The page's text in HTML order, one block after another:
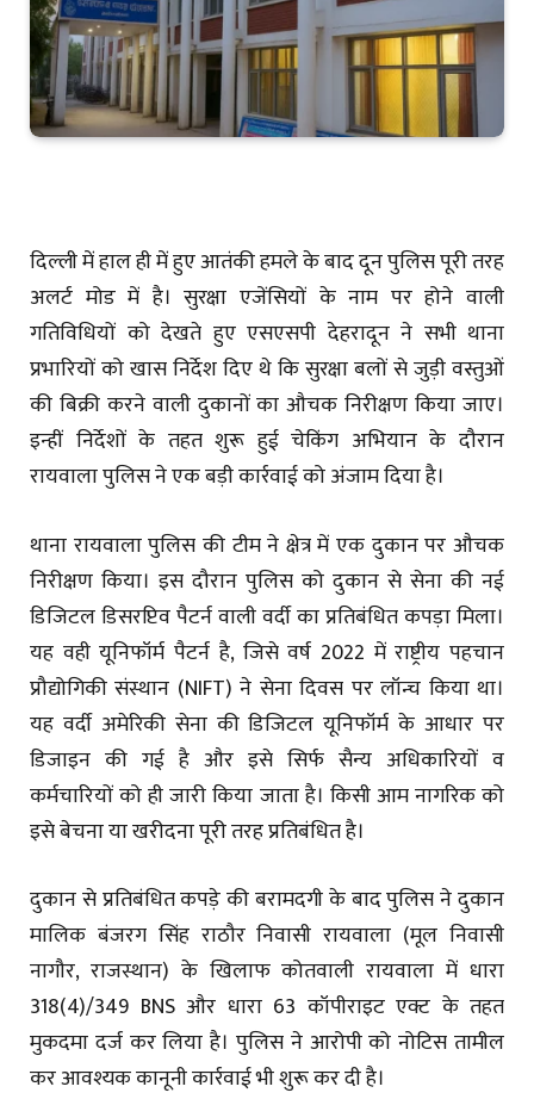
दिल्ली में हाल ही में हुए आतंकी हमले के बाद दून पुलिस पूरी तरह
अलर्ट मोड में है। सुरक्षा एजेंसियों के नाम पर होने वाली
गतिविधियों को देखते हुए एसएसपी देहरादून ने सभी थाना
प्रभारियों को खास निर्देश दिए थे कि सुरक्षा बलों से जुड़ी वस्तुओं
की बिक्री करने वाली दुकानों का औचक निरीक्षण किया जाए।
इन्हीं निर्देशों के तहत शुरू हुई चेकिंग अभियान के दौरान
रायवाला पुलिस ने एक बड़ी कार्रवाई को अंजाम दिया है।
थाना रायवाला पुलिस की टीम ने क्षेत्र में एक दुकान पर औचक
निरीक्षण किया। इस दौरान पुलिस को दुकान से सेना की नई
डिजिटल डिसरप्टिव पैटर्न वाली वर्दी का प्रतिबंधित कपड़ा मिला।
यह वही यूनिफॉर्म पैटर्न है, जिसे वर्ष 2022 में राष्ट्रीय पहचान
प्रौद्योगिकी संस्थान (NIFT) ने सेना दिवस पर लॉन्च किया था।
यह वर्दी अमेरिकी सेना की डिजिटल यूनिफॉर्म के आधार पर
डिजाइन की गई है और इसे सिर्फ सैन्य अधिकारियों व
कर्मचारियों को ही जारी किया जाता है। किसी आम नागरिक को
इसे बेचना या खरीदना पूरी तरह प्रतिबंधित है।
दुकान से प्रतिबंधित कपड़े की बरामदगी के बाद पुलिस ने दुकान
मालिक बंजरग सिंह राठौर निवासी रायवाला (मूल निवासी
नागौर, राजस्थान) के खिलाफ कोतवाली रायवाला में धारा
318(4)/349 BNS और धारा 63 कॉपीराइट एक्ट के तहत
मुकदमा दर्ज कर लिया है। पुलिस ने आरोपी को नोटिस तामील
कर आवश्यक कानूनी कार्रवाई भी शुरू कर दी है।